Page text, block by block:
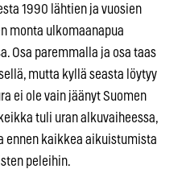
1990 lähtien ja vuosien
monta ulkomaanapua
Osa paremmalla ja osa taas
mutta kyllä seasta löytyy
ei ole vain jäänyt Suomen
tuli uran alkuvaiheessa,
ennen kaikkea aikuistumista
peleihin.